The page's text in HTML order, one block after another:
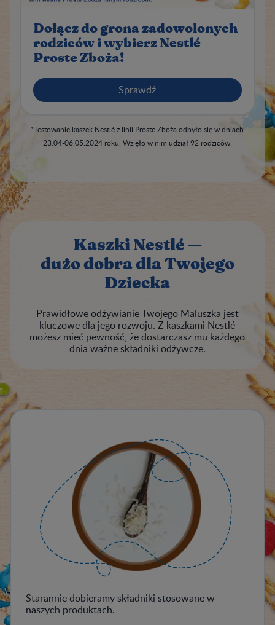
Dołącz do grona zadowolonych
rodziców i wybierz Nestlé
Proste Zboża!
Sprawdź
*Testowanie kaszek Nestlé z linii Proste Zboża odbyło się w dniach
23.04-06.05.2024 roku. Wzięło w nim udział 92 rodziców.
Kaszki Nestlé —
dużo dobra dla Twojego
Dziecka
Prawidłowe odżywianie Twojego Maluszka jest
kluczowe dla jego rozwoju. Z kaszkami Nestlé
możesz mieć pewność, że dostarczasz mu każdego
dnia ważne składniki odżywcze.
Starannie dobieramy składniki stosowane w
naszych produktach.